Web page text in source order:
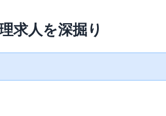
求人を深掘り